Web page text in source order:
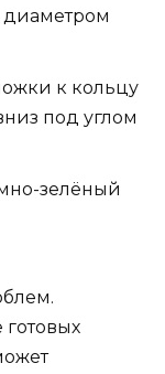
диаметром
к кольцу
под углом
зелёный